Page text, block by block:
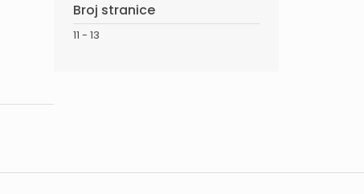
Broj stranice
11 - 13